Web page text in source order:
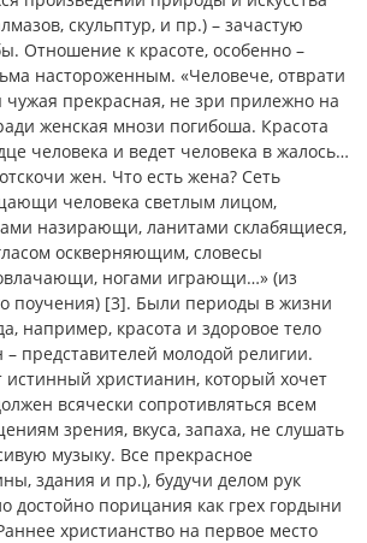
скульптур, и пр.) – зачастую
Отношение к красоте, особенно –
настороженным. «Человече, отврати
прекрасная, не зри прилежно на
женская мнози погибоша. Красота
человека и ведет человека в жалось…
жен. Что есть жена? Сеть
человека светлым лицом,
назирающи, ланитами склабящиеся,
оскверняющим, словесы
ногами играющи…» (из
поучения) [3]. Были периоды в жизни
например, красота и здоровое тело
представителей молодой религии.
истинный христианин, который хочет
всячески сопротивляться всем
зрения, вкуса, запаха, не слушать
музыку. Все прекрасное
здания и пр.), будучи делом рук
достойно порицания как грех гордыни
христианство на первое место